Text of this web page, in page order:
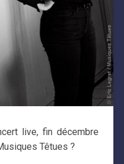
live, fin décembre
Têtues ?